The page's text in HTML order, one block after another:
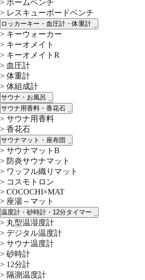
> ホームベンチ
> レスキューボードベンチ
ロッカーキー・血圧計・体重計
> キーウォーカー
> キーオメイト
> キーオメイトR
> 血圧計
> 体重計
> 体組成計
サウナ・お風呂
サウナ用香料・香花石
> サウナ用香料
> 香花石
サウナマット・座布団
> サウナマットB
> 防炎サウナマット
> ワッフル織りマット
> コスモトロン
> COCOCHI×MAT
> 座湯～マット
温度計・砂時計・12分タイマー
> 丸型温湿度計
> デジタル温度計
> サウナ温度計
> 砂時計
> 12分計
> 隔測温度計